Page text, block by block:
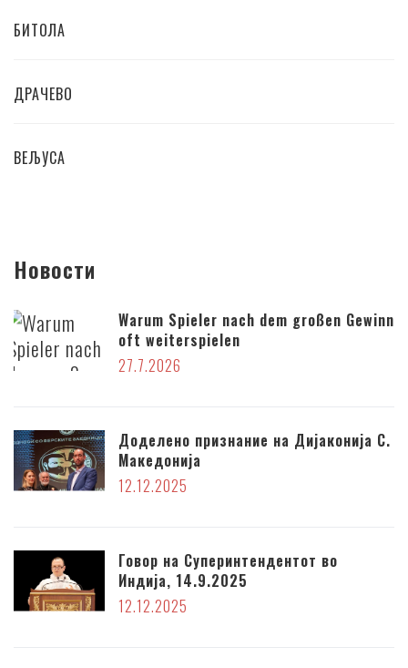
БИТОЛА
ДРАЧЕВО
ВЕЉУСА
Новости
Warum Spieler nach dem großen Gewinn
oft weiterspielen
27.7.2026
Доделено признание на Дијаконија С.
Македонија
12.12.2025
Говор на Суперинтендентот во
Индија, 14.9.2025
12.12.2025